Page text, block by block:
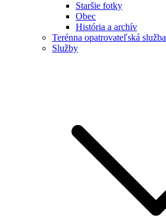
Staršie fotky
Obec
História a archív
Terénna opatrovateľská služba
Služby